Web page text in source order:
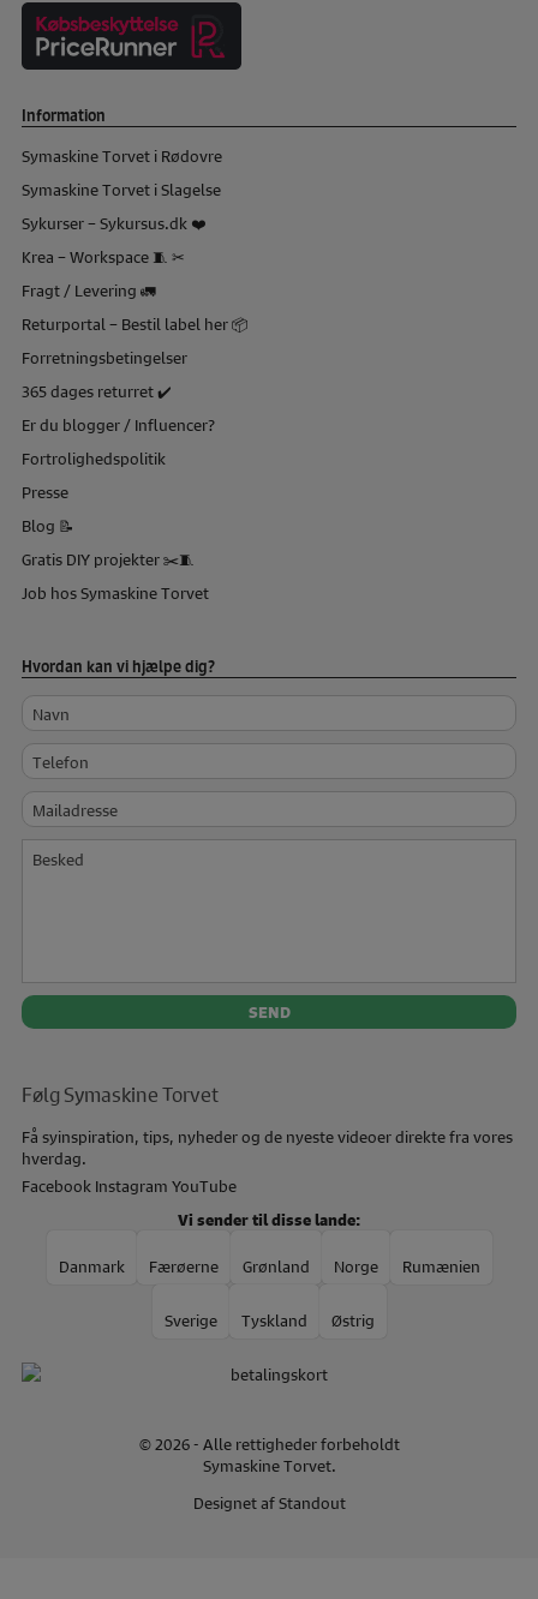
Information
Symaskine Torvet i Rødovre
Symaskine Torvet i Slagelse
Sykurser – Sykursus.dk ❤️
Krea – Workspace 🧵 ✂
Fragt / Levering 🚛
Returportal – Bestil label her 📦
Forretningsbetingelser
365 dages returret ✔️
Er du blogger / Influencer?
Fortrolighedspolitik
Presse
Blog 📝
Gratis DIY projekter ✂️🧵
Job hos Symaskine Torvet
Hvordan kan vi hjælpe dig?
Navn
Telefon
Mailadresse
Besked
Følg Symaskine Torvet
Få syinspiration, tips, nyheder og de nyeste videoer direkte fra vores
hverdag.
Facebook Instagram YouTube
Vi sender til disse lande:
Danmark Færøerne Grønland Norge Rumænien
Sverige Tyskland Østrig
© 2026 - Alle rettigheder forbeholdt
Symaskine Torvet.
Designet afStandout